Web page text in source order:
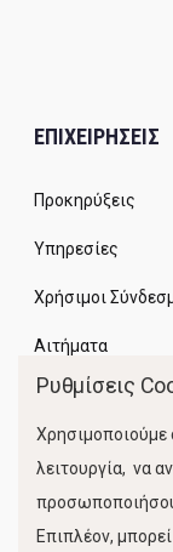
ΕΠΙΧΕΙΡΗΣΕΙΣ
Προκηρύξεις
Υπηρεσίες
Χρήσιμοι
Αιτήματα
Ρυθμίσεις
Χρησιμοποιούμε
λειτουργία, να
Επιπλέον,